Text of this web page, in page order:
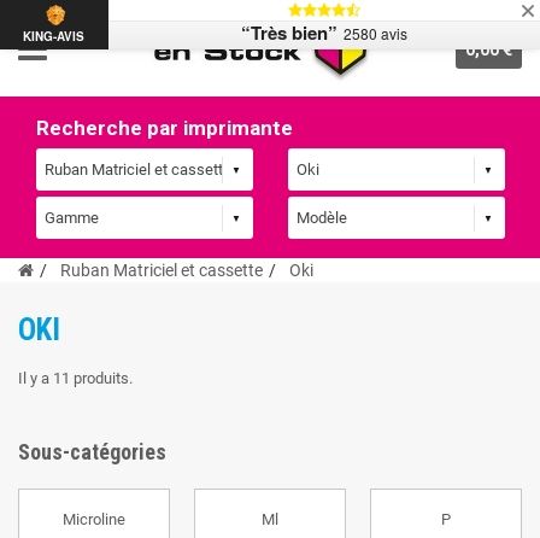
0,00 €
Recherche par imprimante
Ruban Matriciel et cassette Oki
OKI
Il y a 11 produits.
Sous-catégories
Microline Ml P
KING-AVIS “Très bien” 2580 avis